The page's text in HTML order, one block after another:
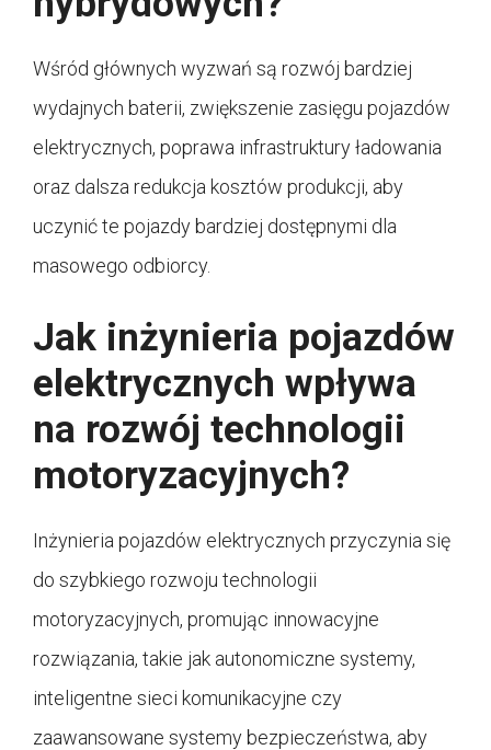
Wśród głównych wyzwań są rozwój bardziej
wydajnych baterii, zwiększenie zasięgu pojazdów
elektrycznych, poprawa infrastruktury ładowania
oraz dalsza redukcja kosztów produkcji, aby
uczynić te pojazdy bardziej dostępnymi dla
masowego odbiorcy.
Jak inżynieria pojazdów
elektrycznych wpływa
na rozwój technologii
motoryzacyjnych?
Inżynieria pojazdów elektrycznych przyczynia się
do szybkiego rozwoju technologii
motoryzacyjnych, promując innowacyjne
rozwiązania, takie jak autonomiczne systemy,
inteligentne sieci komunikacyjne czy
zaawansowane systemy bezpieczeństwa, aby